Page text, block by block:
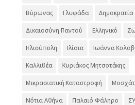
Βύρωνας Γλυφάδα Δημοκρατία
Δικαιοσύνη Παντού Ελληνικό
Ηλιούπολη Ιλίσια Ιωάννα
Καλλιθέα Κυριάκος Μητσοτάκης
Μικρασιατική Καταστροφή
Νότια Αθήνα Παλαιό Φάληρο